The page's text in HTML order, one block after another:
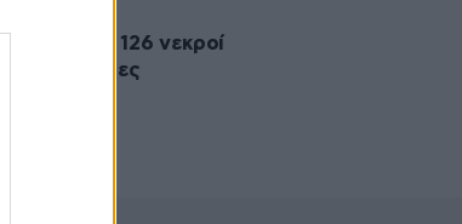
126 νεκροί
πλημμύρες